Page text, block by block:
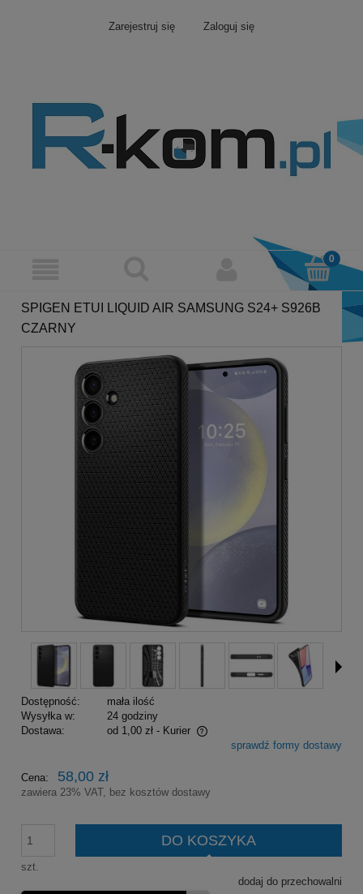
Zarejestruj się Zaloguj się
SPIGEN ETUI LIQUID AIR SAMSUNG S24+ S926B
CZARNY
Dostępność:
mała ilość
Wysyłka w:
24 godziny
Dostawa:
od 1,00 zł - Kurier
Cena nie zawiera ewentualnych kosztów płatnościsprawdź formy dostawy
Cena: 58,00 zł
zawiera 23% VAT, bez kosztów dostawy
szt.
DO KOSZYKA
dodaj do przechowalni